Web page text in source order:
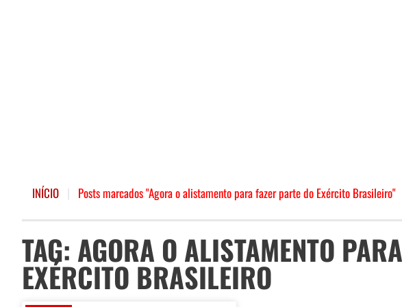
INÍCIO Posts marcados "Agora o alistamento para fazer parte do Exército Brasileiro"
TAG: AGORA O ALISTAMENTO
EXÉRCITO BRASILEIRO